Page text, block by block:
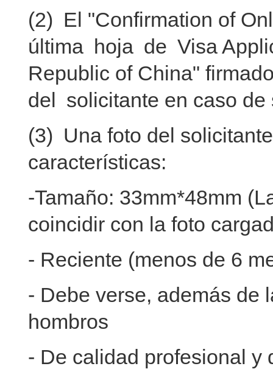
(2) El "Confirmation of
última hoja de Visa
Republic of China"
del solicitante en caso de
(3) Una foto del
características:
-Tamaño: 33mm*48mm
coincidir con la foto
- Reciente (menos de 6
- Debe verse, además de
hombros
- De calidad profesional y